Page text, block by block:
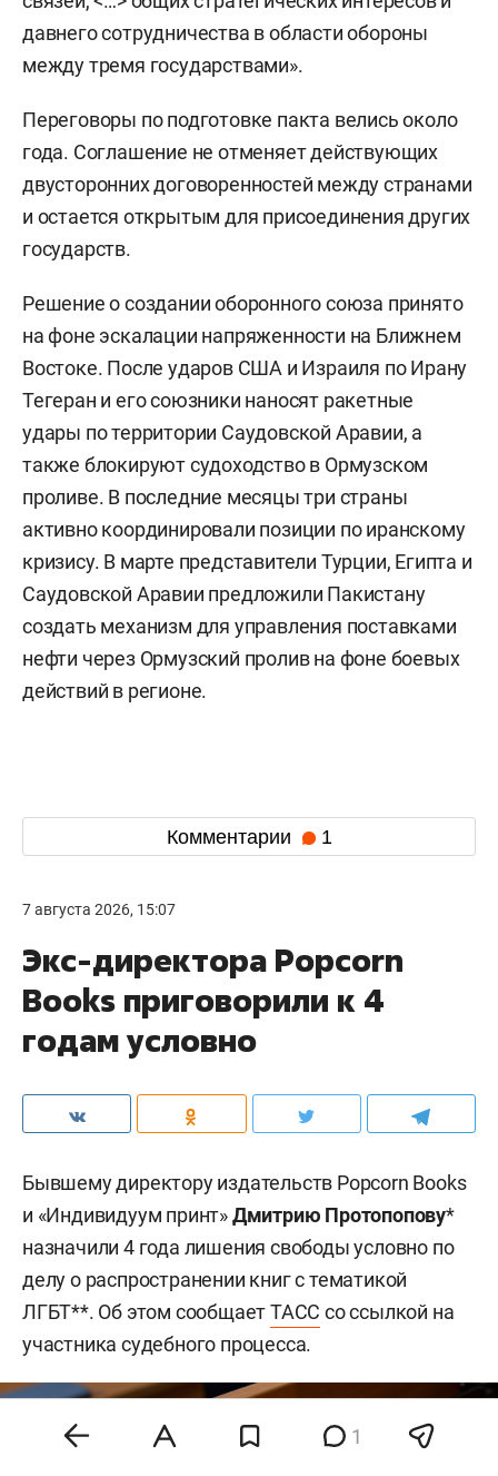
давнего сотрудничества в области обороны
между тремя государствами».
Переговоры по подготовке пакта велись около
года. Соглашение не отменяет действующих
двусторонних договоренностей между странами
и остается открытым для присоединения других
государств.
Решение о создании оборонного союза принято
на фоне эскалации напряженности на Ближнем
Востоке. После ударов США и Израиля по Ирану
Тегеран и его союзники наносят ракетные
удары по территории Саудовской Аравии, а
также блокируют судоходство в Ормузском
проливе. В последние месяцы три страны
активно координировали позиции по иранскому
кризису. В марте представители Турции, Египта и
Саудовской Аравии предложили Пакистану
создать механизм для управления поставками
нефти через Ормузский пролив на фоне боевых
действий в регионе.
Комментарии 1
7 августа 2026, 15:07
Экс-директора Popcorn
Books приговорили к 4
годам условно
Бывшему директору издательств Popcorn Books
и «Индивидуум принт»Дмитрию Протопопову*
назначили 4 года лишения свободы условно по
делу о распространении книг с тематикой
ЛГБТ**. Об этом сообщаетТАСС со ссылкой на
участника судебного процесса.
1